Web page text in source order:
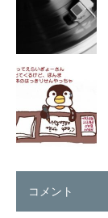
コメント